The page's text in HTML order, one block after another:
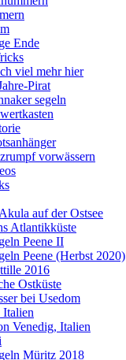
Ende
viel mehr hier
Pirat
segeln
vorwässern
auf der Ostsee
Atlantikküste
Peene II
Peene (Herbst 2020)
2016
Ostküste
bei Usedom
Italien
Venedig, Italien
Müritz 2018